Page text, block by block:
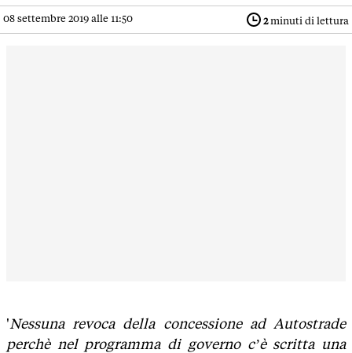
08 settembre 2019 alle 11:50 2minuti di lettura
'Nessuna revoca della concessione ad Autostrade
perchè nel programma di governo c’è scritta una